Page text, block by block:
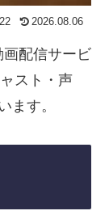
2026.08.06
配信サービ
スト・声
ます。